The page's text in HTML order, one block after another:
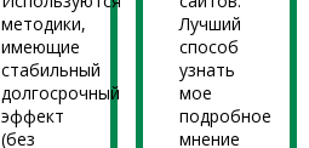
методики,
имеющие
стабильный
долгосрочный
эффект
(без
Лучший
способ
узнать
мое
подробное
мнение